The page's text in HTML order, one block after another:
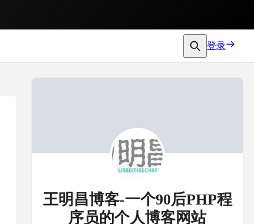
登录
王明昌博客-一个90后PHP程
序员的个人博客网站